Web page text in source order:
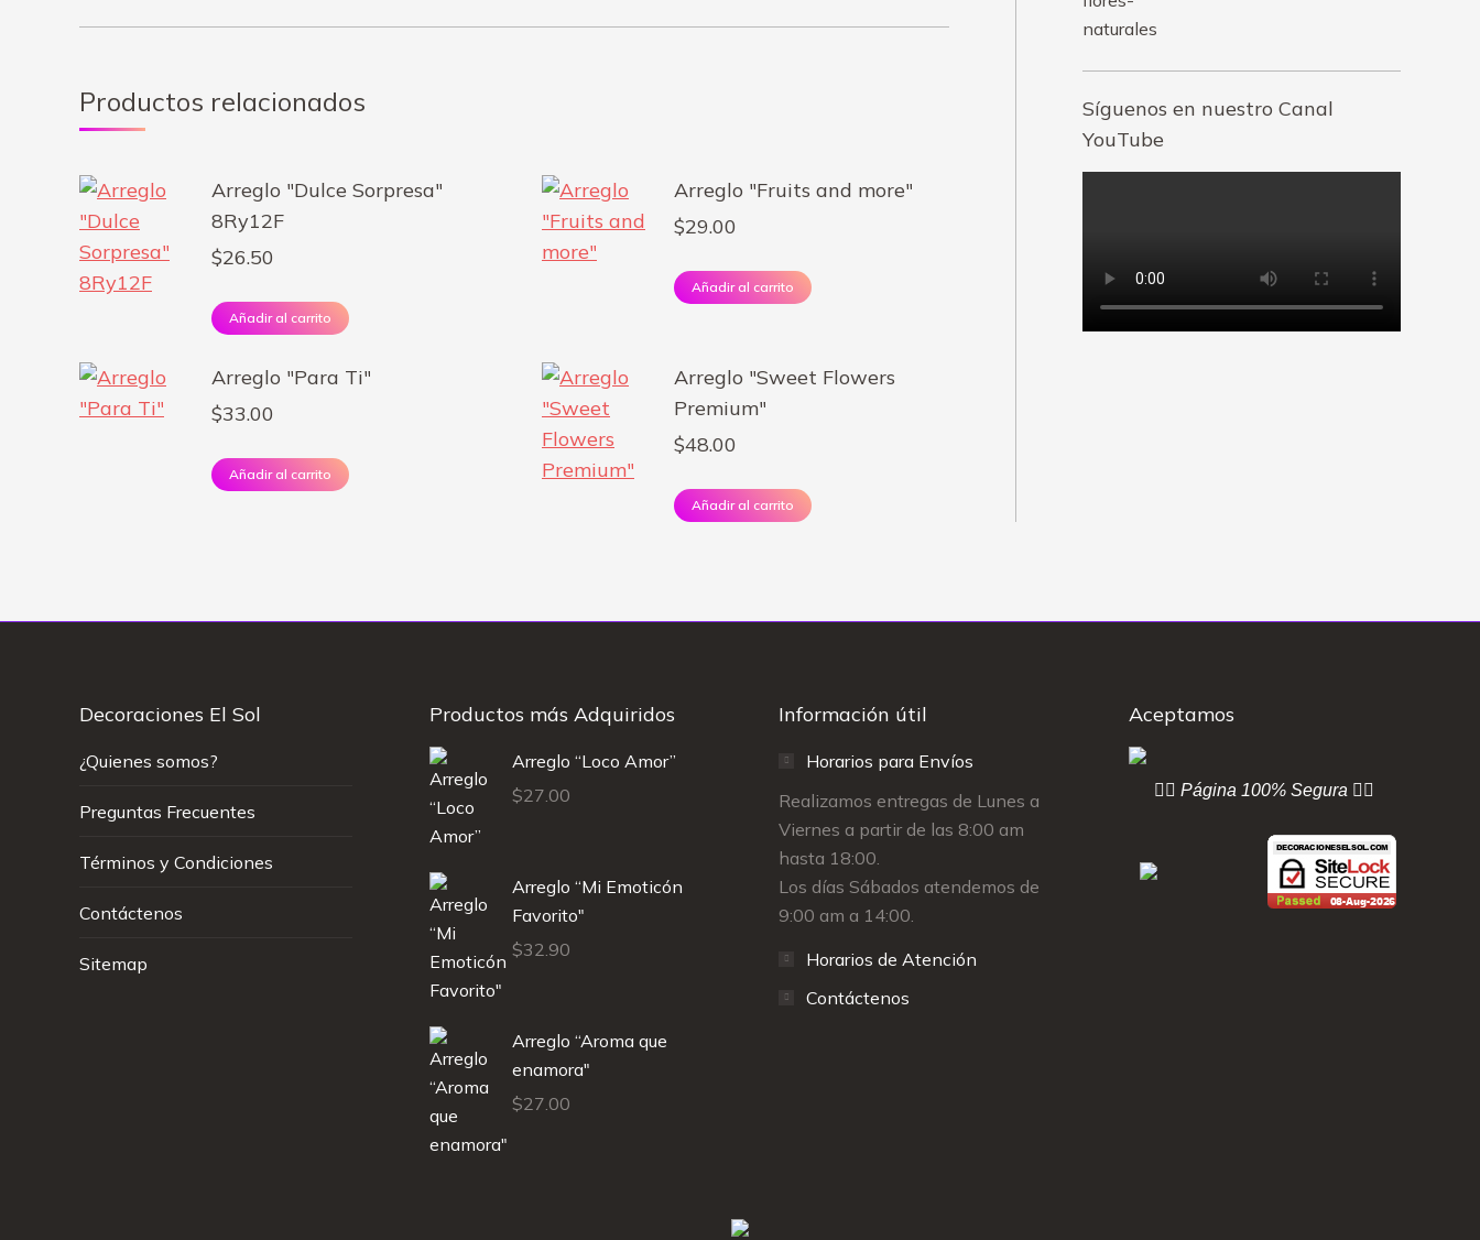
Productos relacionados
Arreglo "Dulce Sorpresa"
8Ry12F
$26.50
Añadir al carrito
Arreglo "Fruits and more"
$29.00
Añadir al carrito
Arreglo "Para Ti"
$33.00
Añadir al carrito
Arreglo "Sweet Flowers
Premium"
$48.00
Añadir al carrito
Síguenos en nuestro Canal
YouTube
Decoraciones El Sol
¿Quienes somos?
Preguntas Frecuentes
Términos y Condiciones
Contáctenos
Sitemap
Productos más Adquiridos
Arreglo “Loco Amor”
$27.00
Arreglo “Mi Emoticón
Favorito"
$32.90
Arreglo “Aroma que
enamora"
$27.00
Información útil
Horarios para Envíos
Realizamos entregas de Lunes a
Viernes a partir de las 8:00 am
hasta 18:00.
Los días Sábados atendemos de
9:00 am a 14:00.
Horarios de Atención
Contáctenos
Aceptamos
👇🏻 Página 100% Segura 👇🏻